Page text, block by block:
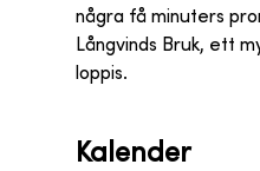
några få minuters
Långvinds Bruk, ett
loppis.
Kalender